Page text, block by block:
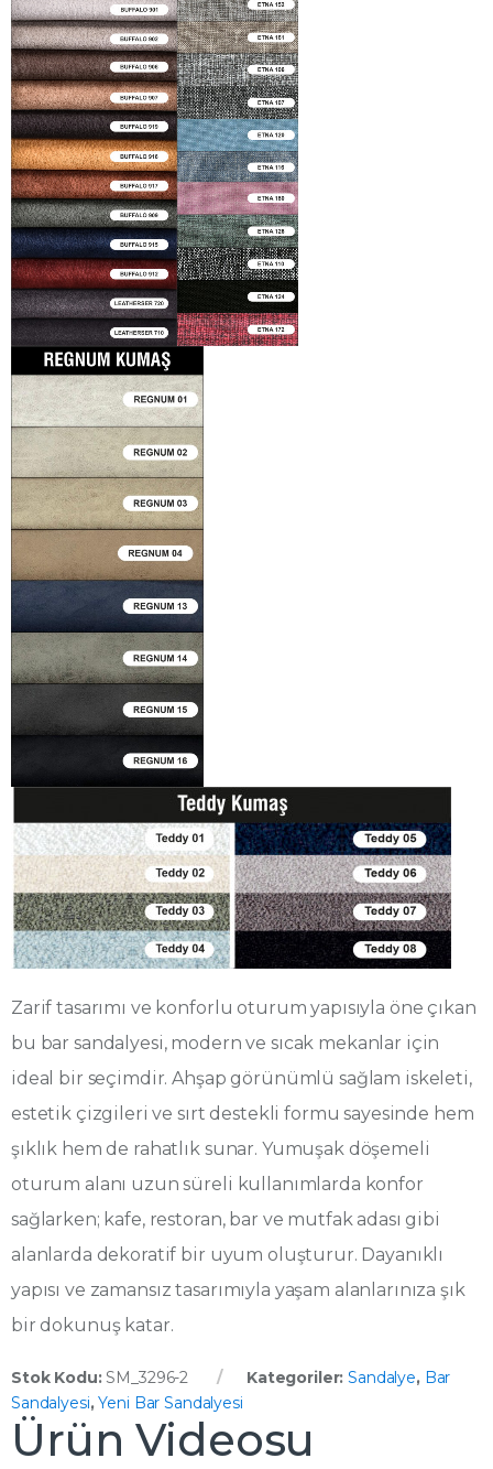
Zarif tasarımı ve konforlu oturum yapısıyla öne çıkan
bu bar sandalyesi, modern ve sıcak mekanlar için
ideal bir seçimdir. Ahşap görünümlü sağlam iskeleti,
estetik çizgileri ve sırt destekli formu sayesinde hem
şıklık hem de rahatlık sunar. Yumuşak döşemeli
oturum alanı uzun süreli kullanımlarda konfor
sağlarken; kafe, restoran, bar ve mutfak adası gibi
alanlarda dekoratif bir uyum oluşturur. Dayanıklı
yapısı ve zamansız tasarımıyla yaşam alanlarınıza şık
bir dokunuş katar.
Stok Kodu:SM_3296-2 Kategoriler:Sandalye, Bar
Sandalyesi,Yeni Bar Sandalyesi
Ürün Videosu